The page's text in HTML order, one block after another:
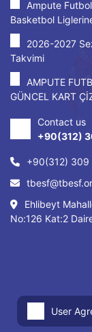
Ampute
Basketbol
2026-2027
Takvimi
AMPUTE
GÜNCEL KART
Contact us
+90(312)
+90(312) 309
Ehlibeyt
No:126 Kat:2
User